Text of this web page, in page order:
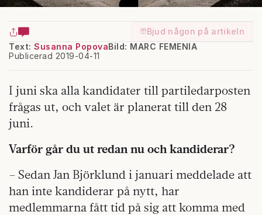
Bjud någon på artikeln
Text: Susanna Popova
Publicerad 2019-04-11
Bild: MARC FEMENIA
I juni ska alla kandidater till partiledarposten
frågas ut, och valet är planerat till den 28
juni.
Varför går du ut redan nu och kandiderar?
– Sedan Jan Björklund i januari meddelade att
han inte kandiderar på nytt, har
medlemmarna fått tid på sig att komma med